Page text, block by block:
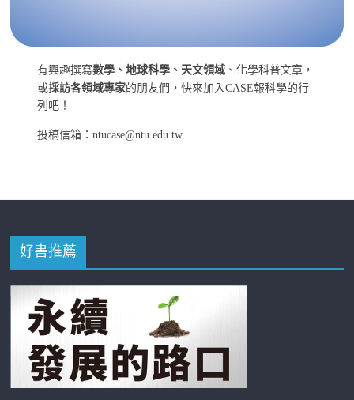
有興趣撰寫數學、地球科學、天文領域 、化學科普文章，
或採訪各領域專家的朋友們，快來加入CASE報科學的行
列吧！
投稿信箱：ntucase@ntu.edu.tw
好書推薦